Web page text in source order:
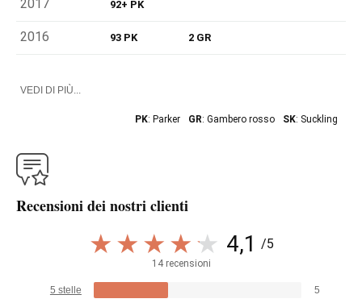
2017 92+ PK
2016 93 PK 2 GR
VEDI DI PIÙ...
PK: Parker GR: Gambero rosso SK: Suckling
Recensioni dei nostri clienti
4,1 /5
14 recensioni
5 stelle 5